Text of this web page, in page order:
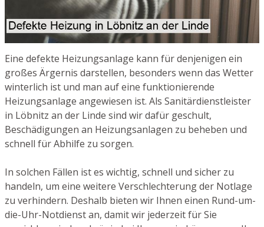
Eine defekte Heizungsanlage kann für denjenigen ein
großes Ärgernis darstellen, besonders wenn das Wetter
winterlich ist und man auf eine funktionierende
Heizungsanlage angewiesen ist. Als Sanitärdienstleister
in Löbnitz an der Linde sind wir dafür geschult,
Beschädigungen an Heizungsanlagen zu beheben und
schnell für Abhilfe zu sorgen.
In solchen Fällen ist es wichtig, schnell und sicher zu
handeln, um eine weitere Verschlechterung der Notlage
zu verhindern. Deshalb bieten wir Ihnen einen Rund-um-
die-Uhr-Notdienst an, damit wir jederzeit für Sie